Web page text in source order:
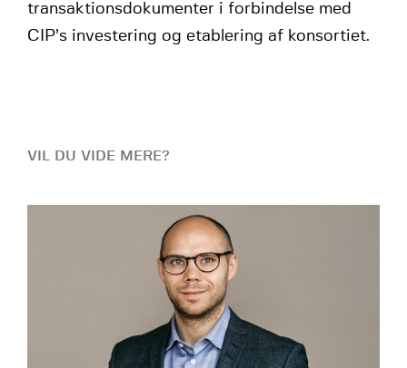
transaktionsdokumenter i forbindelse med
CIP’s investering og etablering af konsortiet.
VIL DU VIDE MERE?